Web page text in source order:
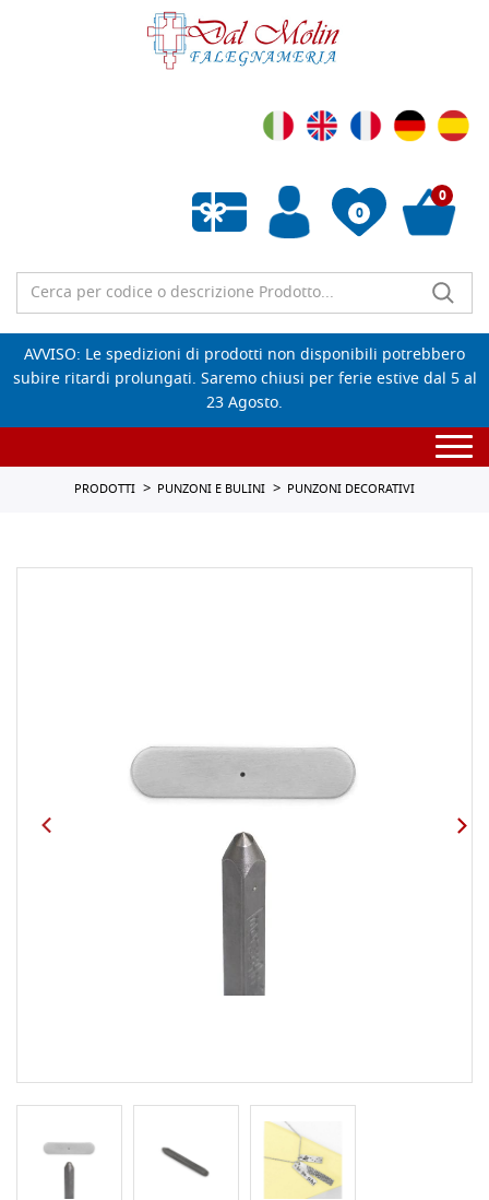
0
Wishlist vuota
0
AVVISO: Le spedizioni di prodotti non disponibili potrebbero
subire ritardi prolungati. Saremo chiusi per ferie estive dal 5 al
23 Agosto.
PRODOTTI PUNZONI E BULINI PUNZONI DECORATIVI